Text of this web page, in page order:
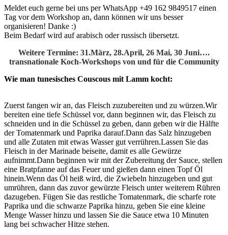
Meldet euch gerne bei uns per WhatsApp +49 162 9849517 einen
Tag vor dem Workshop an, dann können wir uns besser
organisieren! Danke :)
Beim Bedarf wird auf arabisch oder russisch übersetzt.
Weitere Termine: 31.März, 28.April, 26 Mai, 30 Juni….
transnationale Koch-Workshops von und für die Community
Wie man tunesisches Couscous mit Lamm kocht:
Zuerst fangen wir an, das Fleisch zuzubereiten und zu würzen.Wir
bereiten eine tiefe Schüssel vor, dann beginnen wir, das Fleisch zu
schneiden und in die Schüssel zu geben, dann geben wir die Hälfte
der Tomatenmark und Paprika darauf.Dann das Salz hinzugeben
und alle Zutaten mit etwas Wasser gut verrühren.Lassen Sie das
Fleisch in der Marinade beiseite, damit es alle Gewürze
aufnimmt.Dann beginnen wir mit der Zubereitung der Sauce, stellen
eine Bratpfanne auf das Feuer und gießen dann einen Topf Öl
hinein.Wenn das Öl heiß wird, die Zwiebeln hinzugeben und gut
umrühren, dann das zuvor gewürzte Fleisch unter weiterem Rühren
dazugeben. Fügen Sie das restliche Tomatenmark, die scharfe rote
Paprika und die schwarze Paprika hinzu, geben Sie eine kleine
Menge Wasser hinzu und lassen Sie die Sauce etwa 10 Minuten
lang bei schwacher Hitze stehen.